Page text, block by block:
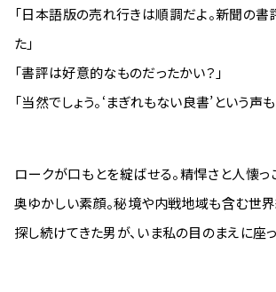
「日本語版の売れ行きは順調だよ。新聞の書
た」
「書評は好意的なものだったかい？」
「当然でしょう。‘まぎれもない良書’という声も
ロークが口もとを綻ばせる。精悍さと人懐っ
奥ゆかしい素顔。秘境や内戦地域も含む世
探し続けてきた男が、いま私の目のまえに座っ